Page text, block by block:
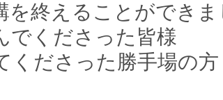
を終えることができ
でくださった皆様
くださった勝手場の方